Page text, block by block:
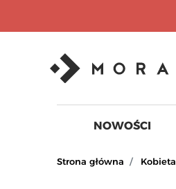
NOWOŚCI
Strona główna Kobieta